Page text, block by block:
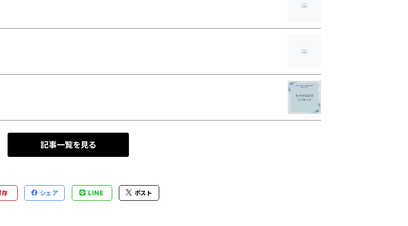
記事一覧を見る
存 シェア LINE ポスト